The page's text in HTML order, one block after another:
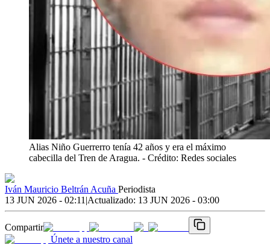
Alias Niño Guerrerro tenía 42 años y era el máximo
cabecilla del Tren de Aragua. - Crédito: Redes sociales
Iván Mauricio Beltrán Acuña Periodista
13 JUN 2026 - 02:11 |Actualizado: 13 JUN 2026 - 03:00
Compartir
Únete a nuestro canal